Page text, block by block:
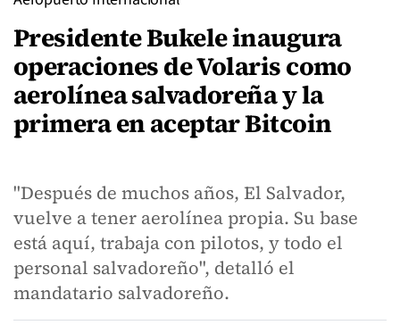
Presidente Bukele inaugura
operaciones de Volaris como
aerolínea salvadoreña y la
primera en aceptar Bitcoin
"Después de muchos años, El Salvador,
vuelve a tener aerolínea propia. Su base
está aquí, trabaja con pilotos, y todo el
personal salvadoreño", detalló el
mandatario salvadoreño.